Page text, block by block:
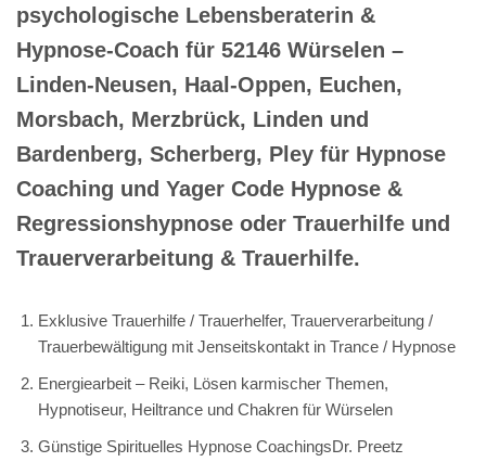
psychologische Lebensberaterin &
Hypnose-Coach für 52146 Würselen –
Linden-Neusen, Haal-Oppen, Euchen,
Morsbach, Merzbrück, Linden und
Bardenberg, Scherberg, Pley für Hypnose
Coaching und Yager Code Hypnose &
Regressionshypnose oder Trauerhilfe und
Trauerverarbeitung & Trauerhilfe.
Exklusive Trauerhilfe / Trauerhelfer, Trauerverarbeitung /
Trauerbewältigung mit Jenseitskontakt in Trance / Hypnose
Energiearbeit – Reiki, Lösen karmischer Themen,
Hypnotiseur, Heiltrance und Chakren für Würselen
Günstige Spirituelles Hypnose CoachingsDr. Preetz